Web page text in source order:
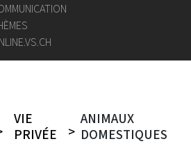
VIE
PRIVÉE
ANIMAUX
DOMESTIQUES